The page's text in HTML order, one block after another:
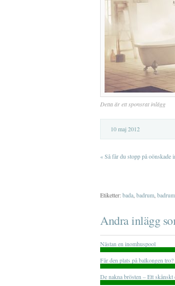
Detta är ett sponsrat inlägg
10 maj 2012
«Så får du stopp på
Etiketter:bada badrum
Andra inlägg
Nästan en inomhuspool
Får den plats på balkongen tro?
De nakna brösten – Ett